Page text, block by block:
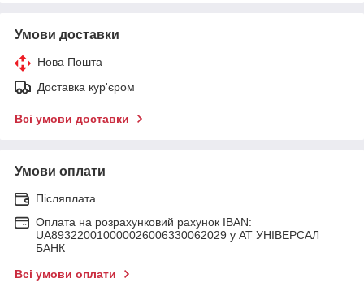
Умови доставки
Нова Пошта
Доставка кур'єром
Всі умови доставки
Умови оплати
Післяплата
Оплата на розрахунковий рахунок IBAN:
UA893220010000026006330062029 у АТ УНІВЕРСАЛ
БАНК
Всі умови оплати